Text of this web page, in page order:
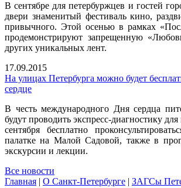
В сентябре для петербуржцев и гостей
двери знаменитый фестиваль кино,
привычного. Этой осенью в рамках
продемонстрируют запрещенную
других уникальных лент.
17.09.2015
На улицах Петербурга можно будет
сердце
В честь международного Дня сердца
будут проводить экспресс-диагностику
сентября бесплатно
палатке на Малой Садовой, также в
экскурсии и лекции.
Все новости
Главная | О Санкт-Петербурге | ЗАГСы